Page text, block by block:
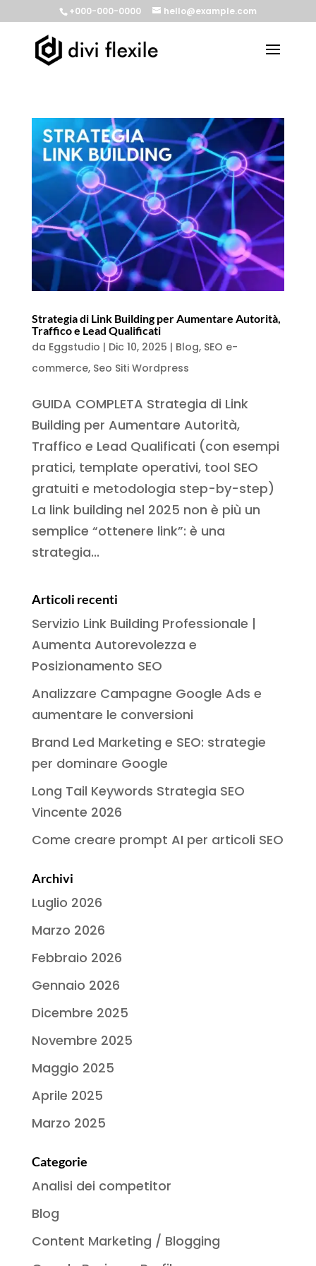
+000-000-0000 hello@example.com
Strategia di Link Building per Aumentare Autorità,
Traffico e Lead Qualificati
da Eggstudio | Dic 10, 2025 | Blog, SEO e-
commerce, Seo Siti Wordpress
GUIDA COMPLETA Strategia di Link
Building per Aumentare Autorità,
Traffico e Lead Qualificati (con esempi
pratici, template operativi, tool SEO
gratuiti e metodologia step-by-step)
La link building nel 2025 non è più un
semplice “ottenere link”: è una
strategia...
Articoli recenti
Servizio Link Building Professionale |
Aumenta Autorevolezza e
Posizionamento SEO
Analizzare Campagne Google Ads e
aumentare le conversioni
Brand Led Marketing e SEO: strategie
per dominare Google
Long Tail Keywords Strategia SEO
Vincente 2026
Come creare prompt AI per articoli SEO
Archivi
Luglio 2026
Marzo 2026
Febbraio 2026
Gennaio 2026
Dicembre 2025
Novembre 2025
Maggio 2025
Aprile 2025
Marzo 2025
Categorie
Analisi dei competitor
Blog
Content Marketing / Blogging